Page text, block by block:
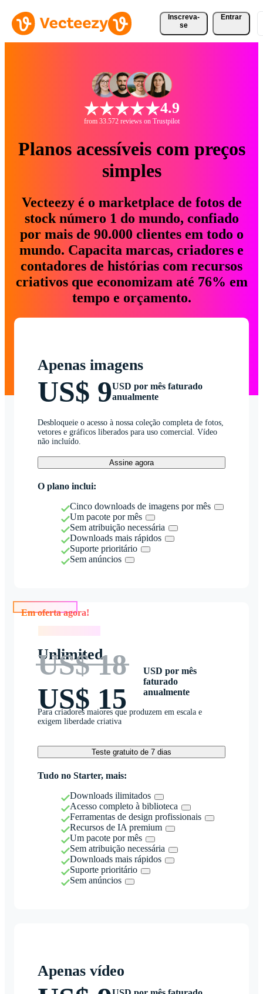
Inscreva-
se
Entrar
4.9
from 33.572 reviews on Trustpilot
Planos acessíveis com preços
simples
Vecteezy é o marketplace de fotos de
stock número 1 do mundo, confiado
por mais de 90.000 clientes em todo o
mundo. Capacita marcas, criadores e
contadores de histórias com recursos
criativos que economizam até 76% em
tempo e orçamento.
Apenas imagens
US$ 9USD por mês faturado
anualmente
Desbloqueie o acesso à nossa coleção completa de fotos,
vetores e gráficos liberados para uso comercial. Vídeo
não incluído.
Assine agora
O plano inclui:
Cinco downloads de imagens por mês
Um pacote por mês
Sem atribuição necessária
Downloads mais rápidos
Suporte prioritário
Sem anúncios
Unlimited
US$ 18
US$ 15
USD por mês
faturado
anualmente
Para criadores maiores que produzem em escala e
exigem liberdade criativa
Teste gratuito de 7 dias
Tudo no Starter, mais:
Downloads ilimitados
Acesso completo à biblioteca
Ferramentas de design profissionais
Recursos de IA premium
Um pacote por mês
Sem atribuição necessária
Downloads mais rápidos
Suporte prioritário
Sem anúncios
Apenas vídeo